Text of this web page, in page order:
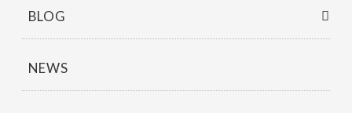
BLOG
NEWS